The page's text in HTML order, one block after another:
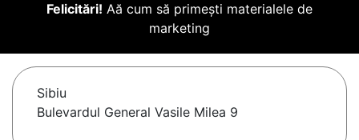
Felicitări! Aă cum să primești materialele de
marketing
Sibiu
Bulevardul General Vasile Milea 9